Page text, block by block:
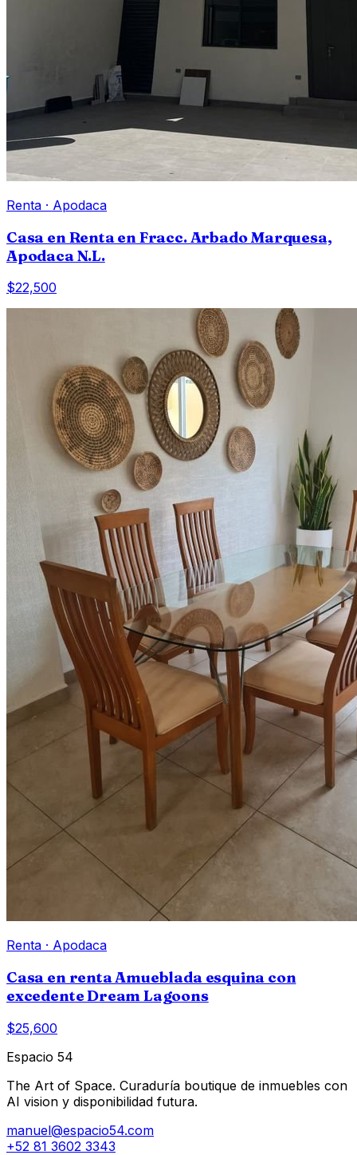
Renta · Apodaca
Casa en Renta en Fracc. Arbado Marquesa,
Apodaca N.L.
$22,500
Renta · Apodaca
Casa en renta Amueblada esquina con
excedente Dream Lagoons
$25,600
Espacio 54
The Art of Space. Curaduría boutique de inmuebles con
AI vision y disponibilidad futura.
manuel@espacio54.com
+52 81 3602 3343